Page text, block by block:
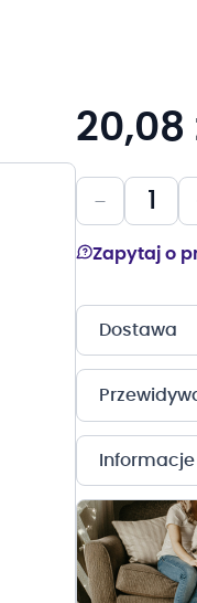
20,08
Zapytaj o
Dostawa